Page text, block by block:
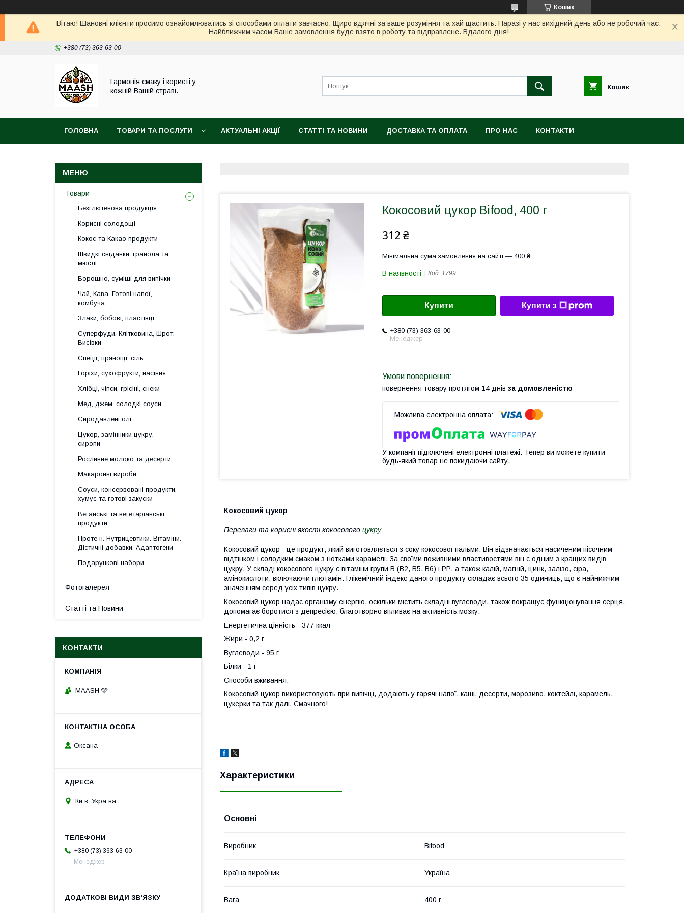
Кошик
Вітаю! Шановні клієнти просимо ознайомлюватись зі способами оплати завчасно. Щиро вдячні за ваше розуміння та хай щастить. Наразі у нас вихідний день або не робочий час.
Найближчим часом Ваше замовлення буде взято в роботу та відправлене. Вдалого дня!
+380 (73) 363-63-00
Гармонія смаку і користі у
кожній Вашій страві.
Кошик
ГОЛОВНА ТОВАРИ ТА ПОСЛУГИ АКТУАЛЬНІ АКЦІЇ СТАТТІ ТА НОВИНИ ДОСТАВКА ТА ОПЛАТА ПРО НАС КОНТАКТИ
Кокосовий цукор Bifood, 400 г
312 ₴
Мінімальна сума замовлення на сайті — 400 ₴
В наявності Код: 1799
Купити Купити з
+380 (73) 363-63-00
Менеджер
повернення товару протягом 14 днів за домовленістю
У компанії підключені електронні платежі. Тепер ви можете купити
будь-який товар не покидаючи сайту.
Кокосовий цукор
Переваги та корисні якості кокосового цукру
Кокосовий цукор - це продукт, який виготовляється з соку кокосової пальми. Він відзначається насиченим пісочним
відтінком і солодким смаком з нотками карамелі. За своїми поживними властивостями він є одним з кращих видів
цукру. У складі кокосового цукру є вітаміни групи В (В2, В5, В6) і РР, а також калій, магній, цинк, залізо, сіра,
амінокислоти, включаючи глютамін. Глікемічний індекс даного продукту складає всього 35 одиниць, що є найнижчим
значенням серед усіх типів цукру.
Кокосовий цукор надає організму енергію, оскільки містить складні вуглеводи, також покращує функціонування серця,
допомагає боротися з депресією, благотворно впливає на активність мозку.
Енергетична цінність - 377 ккал
Жири - 0,2 г
Вуглеводи - 95 г
Білки - 1 г
Способи вживання:
Кокосовий цукор використовують при випічці, додають у гарячі напої, каші, десерти, морозиво, коктейлі, карамель,
цукерки та так далі. Смачного!
Характеристики
Основні
Виробник Bifood
Країна виробник Україна
Вага 400 г
Товари
Безглютенова продукція
Корисні солодощі
Кокос та Какао продукти
Швидкі сніданки, гранола та
мюслі
Борошно, суміші для випічки
Чай, Кава, Готові напої,
комбуча
Злаки, бобові, пластівці
Суперфуди, Клітковина, Шрот,
Висівки
Спеції, прянощі, сіль
Горіхи, сухофрукти, насіння
Хлібці, чіпси, грісіні, снеки
Мед, джем, солодкі соуси
Сиродавлені олії
Цукор, замінники цукру,
сиропи
Рослинне молоко та десерти
Макаронні вироби
Соуси, консервовані продукти,
хумус та готові закуски
Веганські та вегетаріанські
продукти
Протеїн. Нутрицевтики. Вітаміни.
Дієтичні добавки. Адаптогени
Подарункові набори
Фотогалерея
Статті та Новини
КОНТАКТИ
MAASH 🩷
Оксана
Київ, Україна
+380 (73) 363-63-00
Менеджер